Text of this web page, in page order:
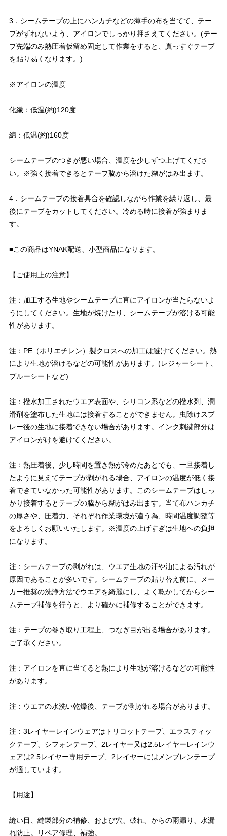
3．シームテープの上にハンカチなどの薄手の布を当てて、テー
プがずれないよう、アイロンでしっかり押さえてください。(テー
プ先端のみ熱圧着仮留め固定して作業をすると、真っすぐテープ
を貼り易くなります。)
※アイロンの温度
化繊：低温(約)120度
綿：低温(約)160度
シームテープのつきが悪い場合、温度を少しずつ上げてくださ
い。※強く接着できるとテープ脇から溶けた糊がはみ出ます。
4．シームテープの接着具合を確認しながら作業を繰り返し、最
後にテープをカットしてください。冷める時に接着が強まりま
す。
■この商品はYNAK配送、小型商品になります。
【ご使用上の注意】
注：加工する生地やシームテープに直にアイロンが当たらないよ
うにしてください。生地が焼けたり、シームテープが溶ける可能
性があります。
注：PE（ポリエチレン）製クロスへの加工は避けてください。熱
により生地が溶けるなどの可能性があります。(レジャーシート、
ブルーシートなど)
注：撥水加工されたウエア表面や、シリコン系などの撥水剤、潤
滑剤を塗布した生地には接着することができません。虫除けスプ
レー後の生地に接着できない場合があります。インク刺繍部分は
アイロンがけを避けてください。
注：熱圧着後、少し時間を置き熱が冷めたあとでも、一旦接着し
たように見えてテープが剥がれる場合、アイロンの温度が低く接
着できていなかった可能性があります。このシームテープはしっ
かり接着するとテープの脇から糊がはみ出ます。当て布ハンカチ
の厚さや、圧着力、それぞれ作業環境が違う為、時間温度調整等
をよろしくお願いいたします。※温度の上げすぎは生地への負担
になります。
注：シームテープの剥がれは、ウエア生地の汗や油による汚れが
原因であることが多いです。シームテープの貼り替え前に、メー
カー推奨の洗浄方法でウエアを綺麗にし、よく乾かしてからシー
ムテープ補修を行うと、より確かに補修することができます。
注：テープの巻き取り工程上、つなぎ目が出る場合があります。
ご了承ください。
注：アイロンを直に当てると熱により生地が溶けるなどの可能性
があります。
注：ウエアの水洗い乾燥後、テープが剥がれる場合があります。
注：3レイヤーレインウェアはトリコットテープ、エラスティッ
クテープ、シフォンテープ、2レイヤー又は2.5レイヤーレインウ
ェアは2.5レイヤー専用テープ、2レイヤーにはメンブレンテープ
が適しています。
【用途】
縫い目、縫製部分の補修、および穴、破れ、からの雨漏り、水漏
れ防止。リペア修理、補強。